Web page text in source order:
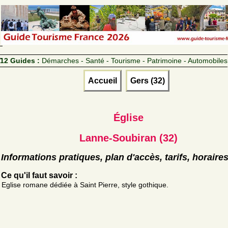
12 Guides : Démarches - Santé - Tourisme - Patrimoine - Automobiles
Accueil Gers (32)
Église
Lanne-Soubiran (32)
Informations pratiques, plan d'accès, tarifs, horaires
Ce qu'il faut savoir :
Eglise romane dédiée à Saint Pierre, style gothique.